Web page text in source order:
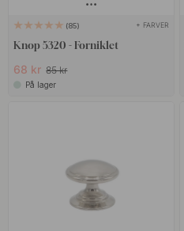
85 + FARVER
Knop 5320 - Forniklet
68 kr 85 kr
På lager